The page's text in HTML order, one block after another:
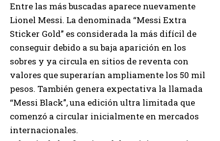
Entre las más buscadas aparece nuevamente
Lionel Messi. La denominada “Messi Extra
Sticker Gold” es considerada la más difícil de
conseguir debido a su baja aparición en los
sobres y ya circula en sitios de reventa con
valores que superarían ampliamente los 50 mil
pesos. También genera expectativa la llamada
“Messi Black”, una edición ultra limitada que
comenzó a circular inicialmente en mercados
internacionales.